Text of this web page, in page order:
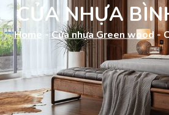
CỬA NHỰA
Home -Cửa nhựa Green wood-